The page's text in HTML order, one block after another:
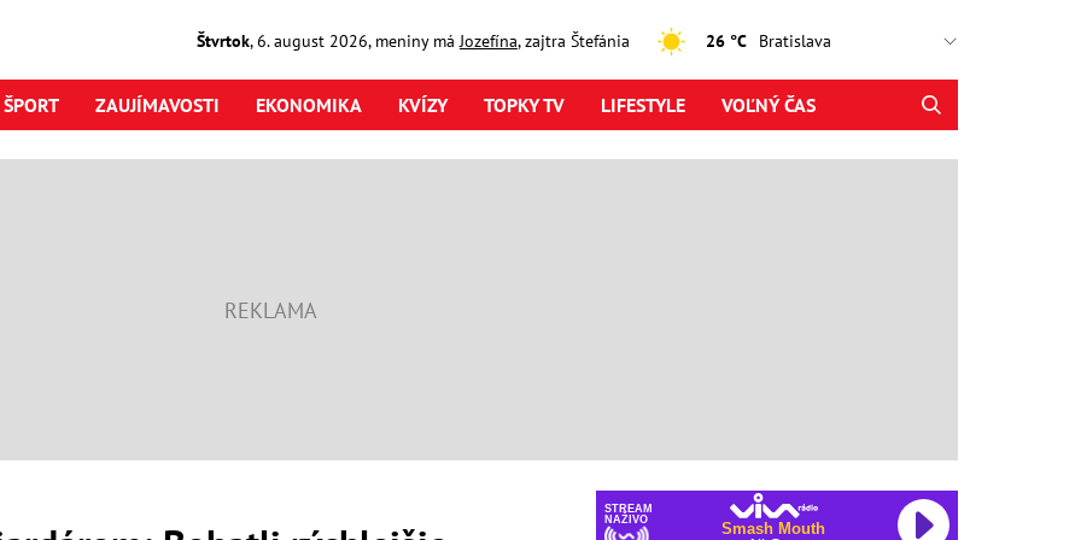
Štvrtok,6. august2026, meniny má Jozefína, zajtra Štefánia 26 °C
ŠPORT ZAUJÍMAVOSTI EKONOMIKA KVÍZY TOPKY TV LIFESTYLE VOĽNÝ ČAS
STREAM
NAŽIVO
Smash Mouth